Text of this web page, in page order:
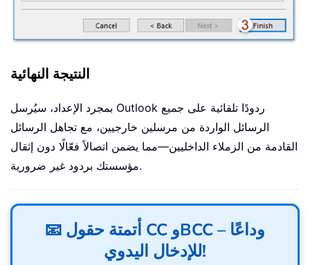
النتيجة النهائية
بمجرد الإعداد، سيُرسل Outlook ردودًا تلقائية على جميع
الرسائل الواردة من مرسلين خارجيين، مع تجاهل الرسائل
القادمة من الزملاء الداخليين—مما يضمن اتصالاً فعّالًا دون إثقال
مؤسستك بردود غير ضرورية.
📧 أتمتة حقول CC وBCC – وداعًا
للإدخال اليدوي!